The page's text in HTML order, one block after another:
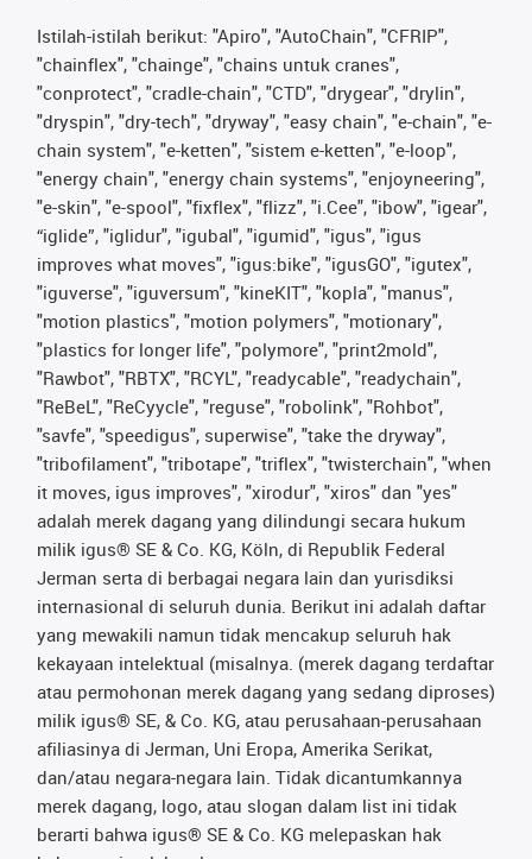
Istilah-istilah berikut: "Apiro", "AutoChain", "CFRIP",
"chainflex", "chainge", "chains untuk cranes",
"conprotect", "cradle-chain", "CTD", "drygear", "drylin",
"dryspin", "dry-tech", "dryway", "easy chain", "e-chain", "e-
chain system", "e-ketten", "sistem e-ketten", "e-loop",
"energy chain", "energy chain systems", "enjoyneering",
"e-skin", "e-spool", "fixflex", "flizz", "i.Cee", "ibow", "igear",
“iglide”, "iglidur", "igubal", "igumid", "igus", "igus
improves what moves", "igus:bike", "igusGO", "igutex",
"iguverse", "iguversum", "kineKIT", "kopla", "manus",
"motion plastics", "motion polymers", "motionary",
"plastics for longer life", "polymore", "print2mold",
"Rawbot", "RBTX", "RCYL", "readycable", "readychain",
"ReBeL", "ReCyycle", "reguse", "robolink", "Rohbot",
"savfe", "speedigus", superwise", "take the dryway",
"tribofilament", "tribotape", "triflex", "twisterchain", "when
it moves, igus improves", "xirodur", "xiros" dan "yes"
adalah merek dagang yang dilindungi secara hukum
milik igus® SE & Co. KG, Köln, di Republik Federal
Jerman serta di berbagai negara lain dan yurisdiksi
internasional di seluruh dunia. Berikut ini adalah daftar
yang mewakili namun tidak mencakup seluruh hak
kekayaan intelektual (misalnya. (merek dagang terdaftar
atau permohonan merek dagang yang sedang diproses)
milik igus® SE, & Co. KG, atau perusahaan-perusahaan
afiliasinya di Jerman, Uni Eropa, Amerika Serikat,
dan/atau negara-negara lain. Tidak dicantumkannya
merek dagang, logo, atau slogan dalam list ini tidak
berarti bahwa igus® SE & Co. KG melepaskan hak